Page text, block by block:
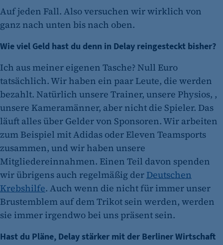
Auf jeden Fall. Also versuchen wir wirklich von
ganz nach unten bis nach oben.
Wie viel Geld hast du denn in Delay reingesteckt bisher?
Ich aus meiner eigenen Tasche? Null Euro
tatsächlich. Wir haben ein paar Leute, die werden
bezahlt. Natürlich unsere Trainer, unsere Physios, ,
unsere Kameramänner, aber nicht die Spieler. Das
läuft alles über Gelder von Sponsoren. Wir arbeiten
zum Beispiel mit Adidas oder Eleven Teamsports
zusammen, und wir haben unsere
Mitgliedereinnahmen. Einen Teil davon spenden
wir übrigens auch regelmäßig der Deutschen
Krebshilfe. Auch wenn die nicht für immer unser
Brustemblem auf dem Trikot sein werden, werden
sie immer irgendwo bei uns präsent sein.
Hast du Pläne, Delay stärker mit der Berliner Wirtschaft